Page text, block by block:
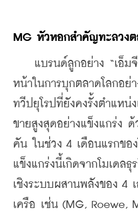
MG หัวหอกสำคัญทะลวงต
แบรนด์ลูกอย่าง “เอ็มจี
หน้าในการบุกตลาดโลกอย่
ทวีปยุโรปที่ยังคงรั้งตำแห
ขายสูงสุดอย่างแข็งแกร่ง ด้
คัน ในช่วง 4 เดือนแรกขอ
แข็งแกร่งนี้เกิดจากโมเดล
เชิงระบบผสานพลังของ 4
เครือ เช่น (MG, Roewe,